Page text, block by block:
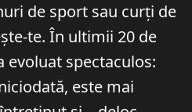
de sport sau curți de
te. În ultimii 20 de
evoluat spectaculos:
este mai